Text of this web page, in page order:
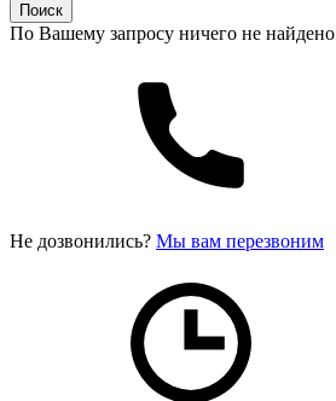
Поиск
По Вашему запросу ничего не найдено
Не дозвонились? Мы вам перезвоним